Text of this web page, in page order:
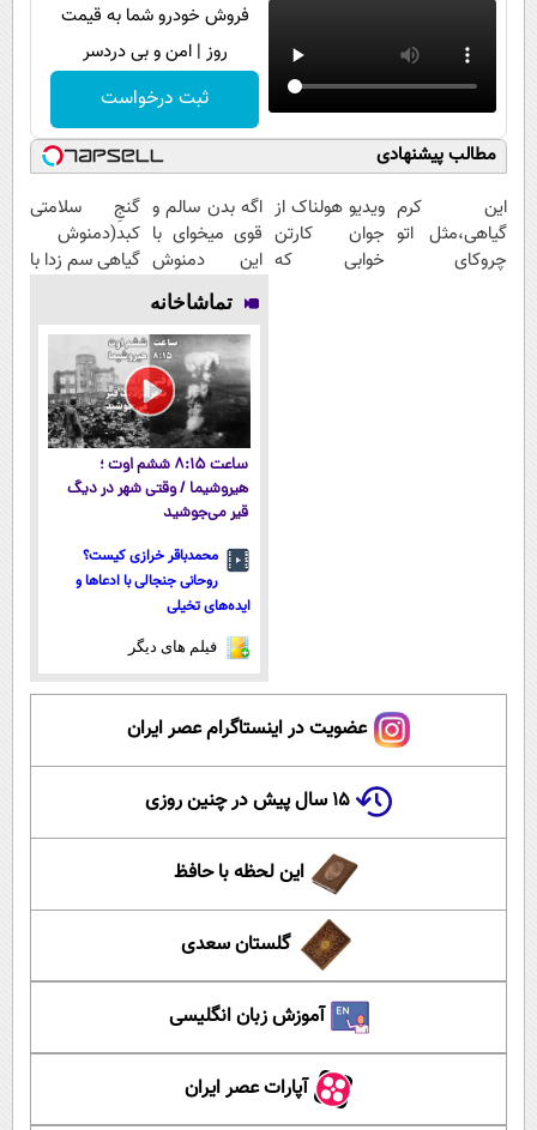
فروش خودرو شما به قیمت
روز | امن و بی دردسر
ثبت درخواست
مطالب پیشنهادی
این کرم
گیاهی،مثل اتو
چروکای
ویدیو هولناک از
جوان کارتن
خوابی که
اگه بدن سالم و
قوی میخوای با
این دمنوش
گیاهی کبدت رو
پاکسازی کن
گنجِ سلامتی
کبد(دمنوش
گیاهی سم زدا با
تماشاخانه
ساعت ۸:۱۵ ششم اوت ؛
هیروشیما / وقتی شهر در دیگ
قیر می‌جوشید
محمدباقر خرازی کیست؟
روحانی جنجالی با ادعاها و
ایده‌های تخیلی
فیلم های دیگر
عضویت در اینستاگرام عصر ایران
۱۵ سال پیش در چنین روزی
این لحظه با حافظ
گلستان سعدی
آموزش زبان انگلیسی
آپارات عصر ایران